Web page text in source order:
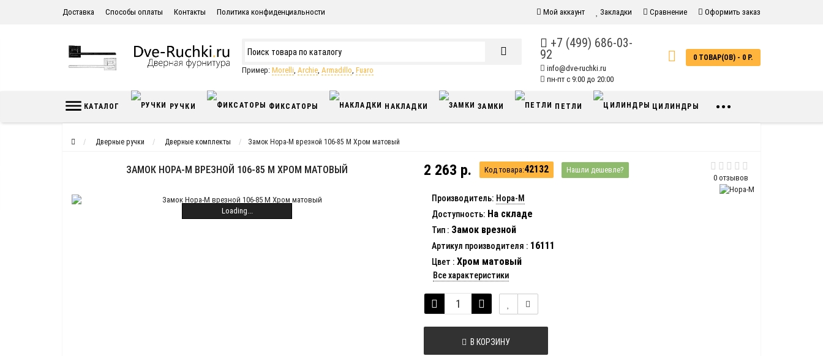
Доставка Способы оплаты Контакты Политика конфиденциальности Мой аккаунт Закладки Сравнение Оформить заказ
Пример: Morelli, Archie, Armadillo, Fuaro
+7 (499) 686-03-
92
info@dve-ruchki.ru
пн-пт с 9:00 до 20:00
0 ТОВАР(ОВ) - 0 Р.
КАТАЛОГ РУЧКИ ФИКСАТОРЫ НАКЛАДКИ ЗАМКИ ПЕТЛИ ЦИЛИНДРЫ •••
Дверные ручки Дверные комплекты Замок Нора-М врезной 106-85 М Хром матовый
ЗАМОК НОРА-М ВРЕЗНОЙ 106-85 М ХРОМ МАТОВЫЙ
Loading...
0 отзывов
2 263 р. Код товара:42132 Нашли дешевле?
Производитель: Нора-М
Доступность: На складе
Тип : Замок врезной
Артикул производителя : 16111
Цвет : Хром матовый
Все характеристики
В КОРЗИНУ